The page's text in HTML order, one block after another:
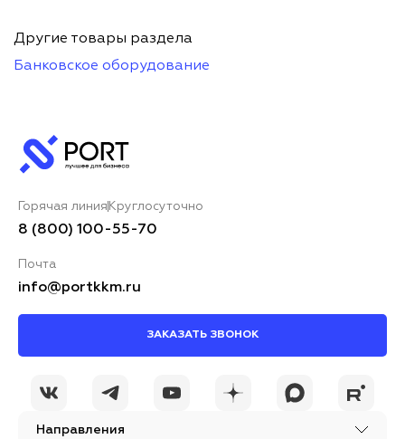
Другие товары раздела
Банковское оборудование
Направления
Горячая линия Круглосуточно
8 (800) 100-55-70
Почта
info@portkkm.ru
ЗАКАЗАТЬ ЗВОНОК